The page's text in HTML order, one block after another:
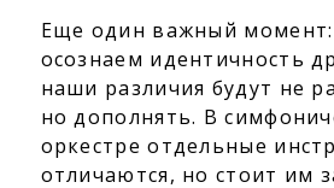
Еще один важный
осознаем идентичность
наши различия будут не
но дополнять. В
оркестре отдельные
отличаются, но стоит им